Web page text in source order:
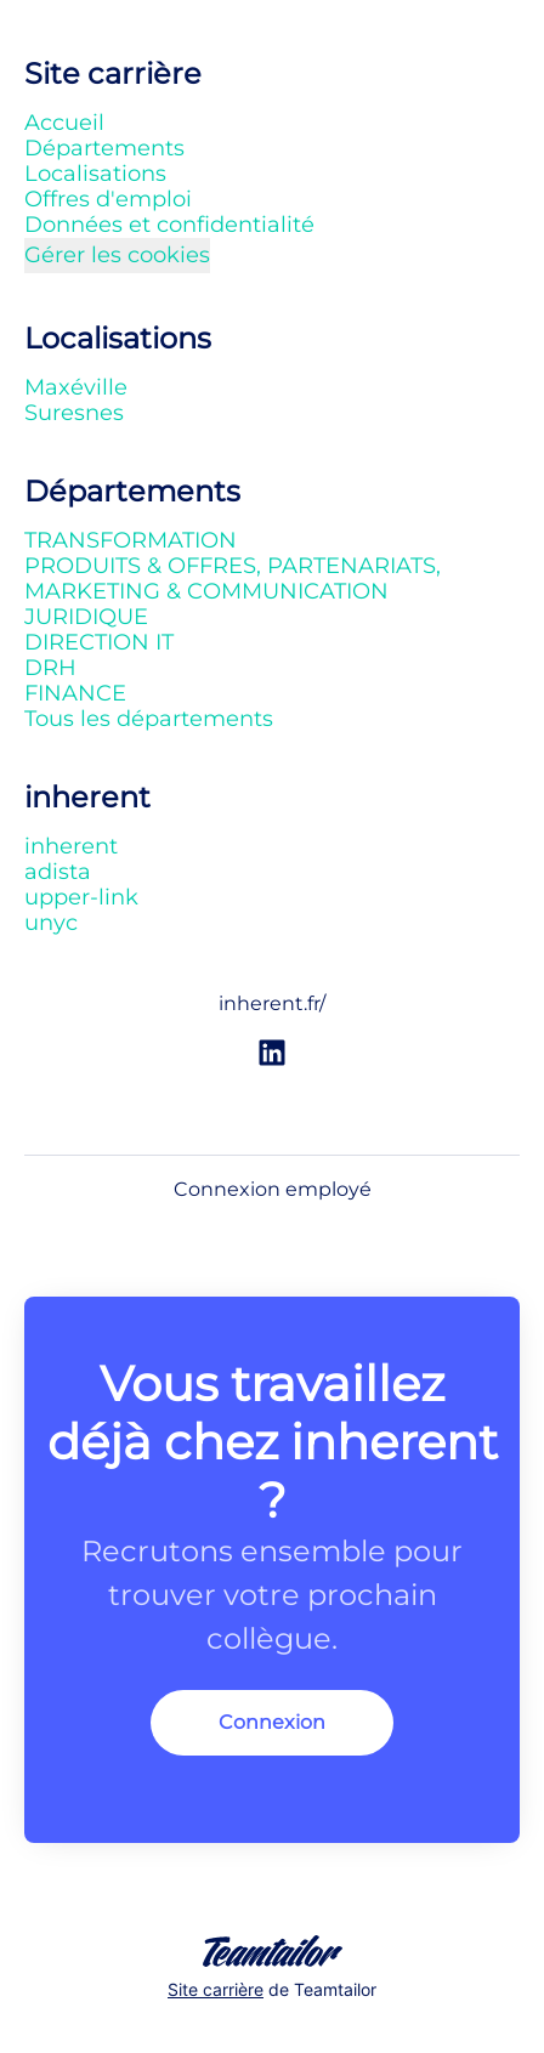
Site carrière
Accueil
Départements
Localisations
Offres d'emploi
Données et confidentialité
Gérer les cookies
Localisations
Maxéville
Suresnes
Départements
TRANSFORMATION
PRODUITS & OFFRES, PARTENARIATS,
MARKETING & COMMUNICATION
JURIDIQUE
DIRECTION IT
DRH
FINANCE
Tous les départements
inherent
inherent
adista
upper-link
unyc
inherent.fr/
Connexion employé
Vous travaillez
déjà chez inherent
?
Recrutons ensemble pour
trouver votre prochain
collègue.
Connexion
Site carrière de Teamtailor